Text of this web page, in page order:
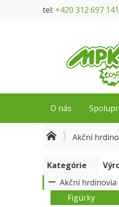
tel: +420 312 697 141
O nás
Akční
Kategórie
Akční hrdinovia
Figúrky